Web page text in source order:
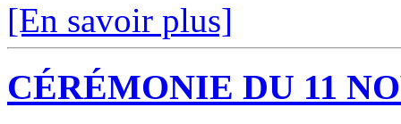
[En savoir plus]
CÉRÉMONIE DU 11